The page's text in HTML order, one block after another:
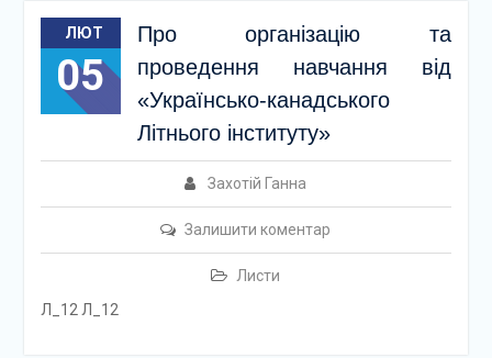
ЛЮТ
05
Про організацію та
проведення навчання від
«Українсько-канадського
Літнього інституту»
Захотій Ганна
Залишити коментар
Листи
Л_12 Л_12